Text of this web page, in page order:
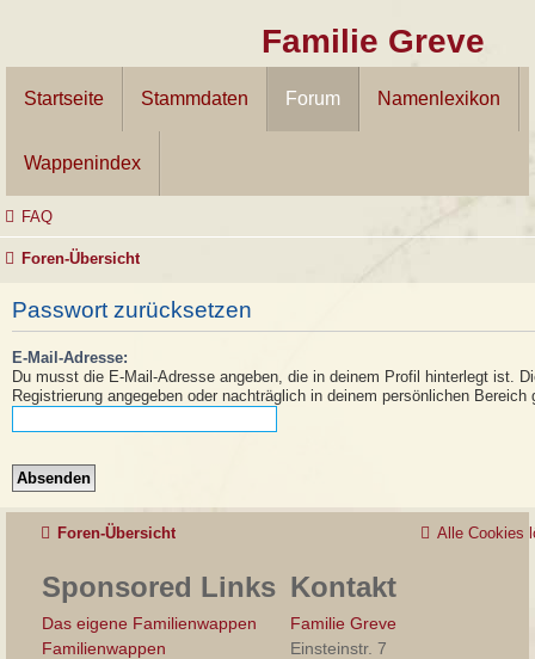
Familie Greve
Startseite Stammdaten Forum Namenlexikon
Wappenindex
FAQ
Foren-Übersicht
Passwort zurücksetzen
E-Mail-Adresse:
Du musst die E-Mail-Adresse angeben, die in deinem Profil hinterlegt ist.
Registrierung angegeben oder nachträglich in deinem persönlichen Bereich
Foren-Übersicht Alle Cookies
Sponsored Links
Das eigene Familienwappen
Familienwappen
Kontakt
Familie Greve
Einsteinstr. 7